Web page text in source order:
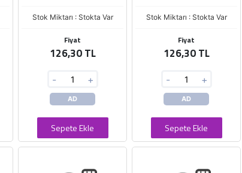
Stok Miktarı : Stokta Var
Fiyat
126,30 TL
- +
AD
Sepete Ekle
Stok Miktarı : Stokta Var
Fiyat
126,30 TL
- +
AD
Sepete Ekle